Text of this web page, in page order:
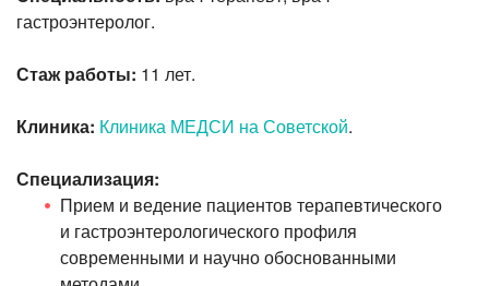
гастроэнтеролог.
Стаж работы: 11 лет.
Клиника: Клиника МЕДСИ на Советской.
Специализация:
Прием и ведение пациентов терапевтического
и гастроэнтерологического профиля
современными и научно обоснованными